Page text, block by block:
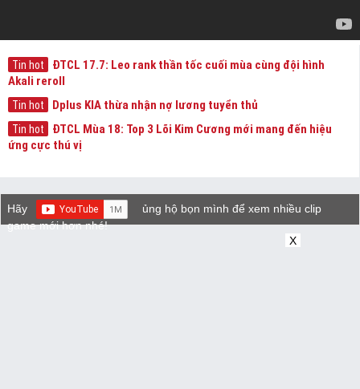
Tin hot
ĐTCL 17.7: Leo rank thần tốc cuối mùa cùng đội hình
Akali reroll
Tin hot Dplus KIA thừa nhận nợ lương tuyển thủ
Tin hot
ĐTCL Mùa 18: Top 3 Lõi Kim Cương mới mang đến hiệu
ứng cực thú vị
Hãy
ủng hộ bọn mình để xem nhiều clip
game mới hơn nhé!
X